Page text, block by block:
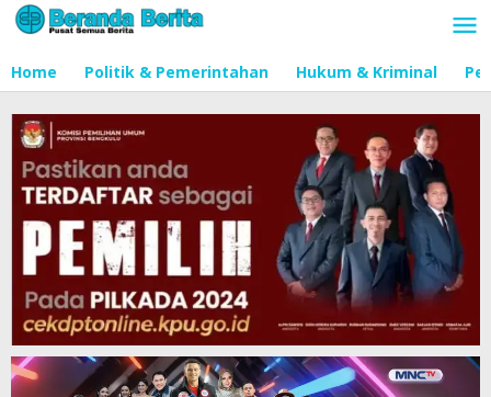
Lewati
ke
Home Politik & Pemerintahan Hukum & Kriminal